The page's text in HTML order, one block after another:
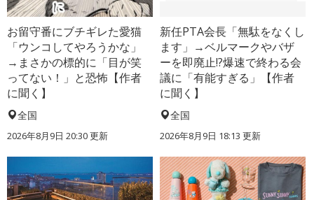
お留守番にブチギレた愛猫
「ウンコしてやろうかな」
→まさかの標的に「目が笑
ってない！」と恐怖【作者
に聞く】
全国
2026年8月9日 20:30更新
新任PTA会長「無駄をなくし
ます」→ベルマークやバザ
ーを即廃止!?爆速で終わる会
議に「有能すぎる」【作者
に聞く】
全国
2026年8月9日 18:13 更新